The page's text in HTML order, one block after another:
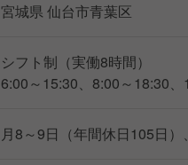
宮城県 仙台市青葉区
シフト制（実働8時間）
6:00～15:30、8:00～18:30
月8～9日（年間休日105日